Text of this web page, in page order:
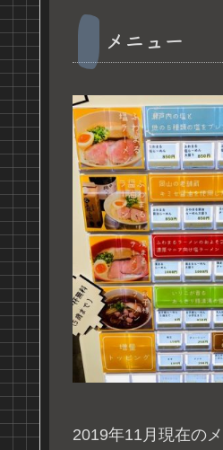
メニュー
2019年11月現在の